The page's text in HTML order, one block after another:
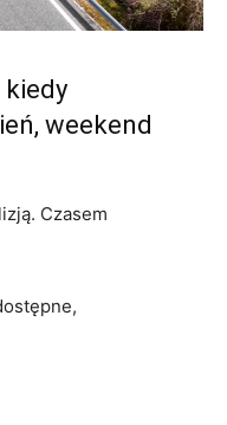
weekend
Czasem